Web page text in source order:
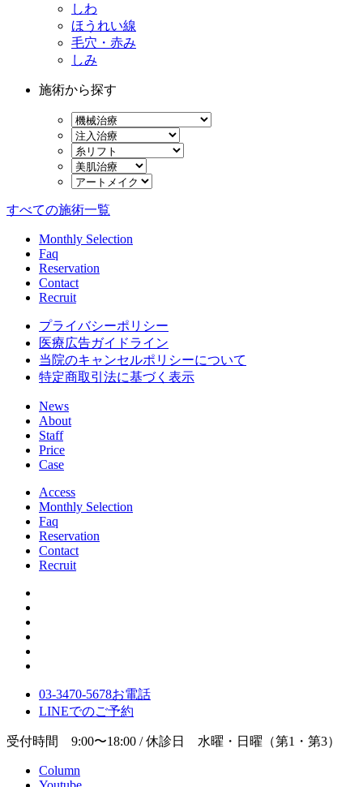
しわ
ほうれい線
毛穴・赤み
しみ
施術から探す
すべての施術一覧
Monthly Selection
Faq
Reservation
Contact
Recruit
プライバシーポリシー
医療広告ガイドライン
当院のキャンセルポリシーについて
特定商取引法に基づく表示
News
About
Staff
Price
Case
Access
Monthly Selection
Faq
Reservation
Contact
Recruit
03-3470-5678お電話
LINEでのご予約
受付時間 9:00〜18:00 / 休診日 水曜・日曜（第1・第3）
Column